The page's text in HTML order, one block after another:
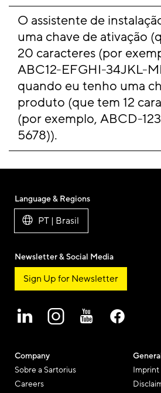
O assistente de
uma chave de ativação
20 caracteres (por
ABC12-EFGHI-34JKL-
quando eu tenho uma
produto (que tem 12
(por exemplo, ABCD-
5678)).
Company
Sobre a Sartorius
Careers
Imprint
Language & Regions
PT | Brasil
Newsletter & Social Media
Sign Up for Newsletter